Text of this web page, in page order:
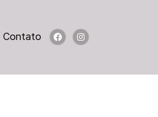
Contato